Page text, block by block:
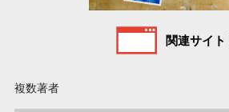
関連サイト
複数著者